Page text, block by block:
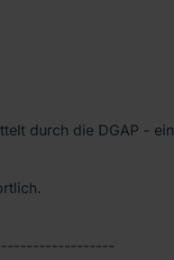
durch die DGAP - ein